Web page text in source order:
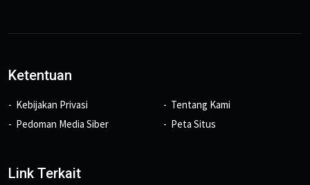
Ketentuan
Kebijakan Privasi
Pedoman Media Siber
Tentang Kami
Peta Situs
Link Terkait